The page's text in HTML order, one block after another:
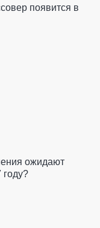
появится в
ожидают